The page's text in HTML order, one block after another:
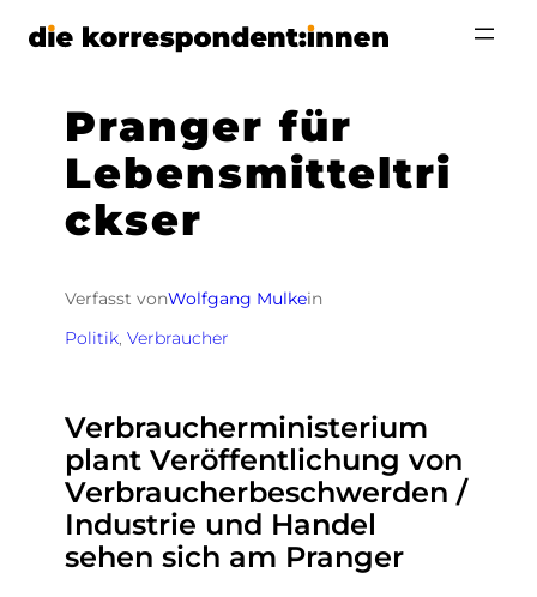
Zum
Pranger für
Lebensmitteltri
ckser
Verfasst vonWolfgang Mulkein
Politik, Verbraucher
Verbraucherministerium
plant Veröffentlichung von
Verbraucherbeschwerden /
Industrie und Handel
sehen sich am Pranger